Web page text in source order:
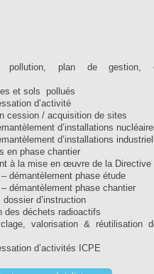
pollution, plan de gestion,
et sols pollués
d’activité
cession / acquisition de sites
d’installations
d’installations
en phase chantier
à la mise en œuvre de la Directive
démantèlement phase étude
démantèlement phase chantier
d’instruction
des déchets radioactifs
valorisation & réutilisation
d’activités ICPE